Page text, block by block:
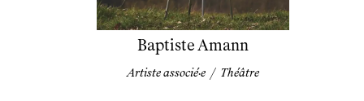
Baptiste Amann
Artiste associé·e / Théâtre